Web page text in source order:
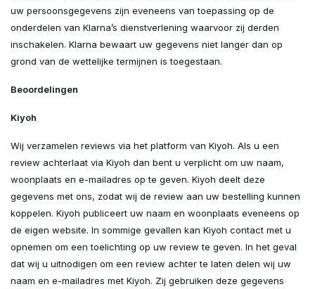
uw persoonsgegevens zijn eveneens van toepassing op de
onderdelen van Klarna’s dienstverlening waarvoor zij derden
inschakelen. Klarna bewaart uw gegevens niet langer dan op
grond van de wettelijke termijnen is toegestaan.
Beoordelingen
Kiyoh
Wij verzamelen reviews via het platform van Kiyoh. Als u een
review achterlaat via Kiyoh dan bent u verplicht om uw naam,
woonplaats en e-mailadres op te geven. Kiyoh deelt deze
gegevens met ons, zodat wij de review aan uw bestelling kunnen
koppelen. Kiyoh publiceert uw naam en woonplaats eveneens op
de eigen website. In sommige gevallen kan Kiyoh contact met u
opnemen om een toelichting op uw review te geven. In het geval
dat wij u uitnodigen om een review achter te laten delen wij uw
naam en e-mailadres met Kiyoh. Zij gebruiken deze gegevens